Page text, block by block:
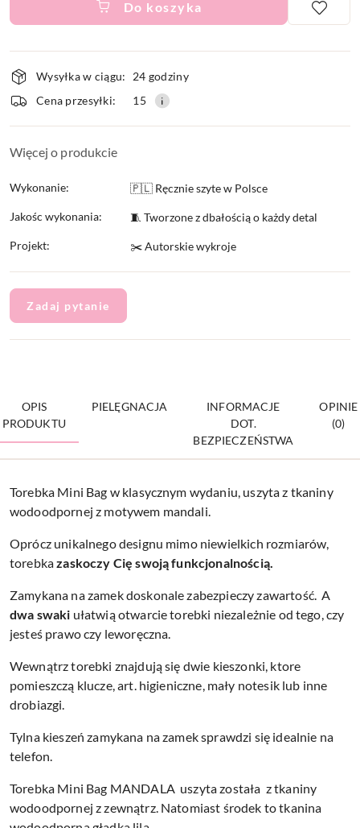
Do koszyka
i
dostawa
Wysyłka w ciągu:
24 godziny
Cena przesyłki:
15
Więcej o produkcie
Wykonanie: 🇵🇱 Ręcznie szyte w Polsce
Jakośc wykonania: 🧵 Tworzone z dbałością o każdy detal
Projekt: ✂️ Autorskie wykroje
Zadaj pytanie
OPIS
PRODUKTU
PIELĘGNACJA
INFORMACJE
DOT.
BEZPIECZEŃSTWA
OPINIE
(0)
Torebka Mini Bag w klasycznym wydaniu, uszyta z tkaniny
wodoodpornej z motywem mandali.
Oprócz unikalnego designu mimo niewielkich rozmiarów,
torebkazaskoczy Cię swoją funkcjonalnością.
Zamykana na zamek doskonale zabezpieczy zawartość. A
dwa swaki ułatwią otwarcie torebki niezależnie od tego, czy
jesteś prawo czy leworęczna.
Wewnątrz torebki znajdują się dwie kieszonki, ktore
pomieszczą klucze, art. higieniczne, mały notesik lub inne
drobiazgi.
Tylna kieszeń zamykana na zamek sprawdzi się idealnie na
telefon.
Torebka Mini Bag MANDALA uszyta została z tkaniny
wodoodpornej z zewnątrz. Natomiast środek to tkanina